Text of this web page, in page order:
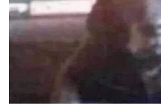
Virály
Sex a vztahy
Sledujte prima+